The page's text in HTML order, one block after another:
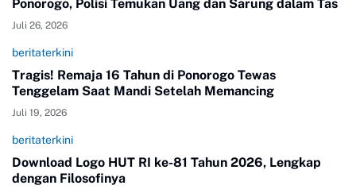
Ponorogo, Polisi Temukan Uang dan Sarung dalam Tas
Juli 26, 2026
beritaterkini
Tragis! Remaja 16 Tahun di Ponorogo Tewas
Tenggelam Saat Mandi Setelah Memancing
Juli 19, 2026
beritaterkini
Download Logo HUT RI ke-81 Tahun 2026, Lengkap
dengan Filosofinya